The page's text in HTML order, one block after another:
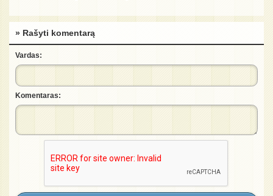
» Rašyti komentarą
Vardas:
Komentaras: